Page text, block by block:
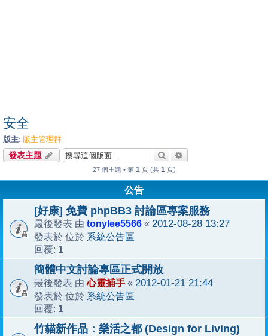
安全
版主: 版主管理群
發表主題 搜尋
27 個主題 • 第 1 頁 (共 1 頁)
公告
[好康] 免費 phpBB3 討論區專案服務
最後發表 由 tonylee5566 « 2012-08-28 13:27
發表於 位於 系統公告區
回覆: 1
簡體中文討論專區正式開放
最後發表 由心靈捕手 « 2012-01-21 21:44
發表於 位於 系統公告區
回覆: 1
竹貓新作品：樂活之都 (Design for Living)